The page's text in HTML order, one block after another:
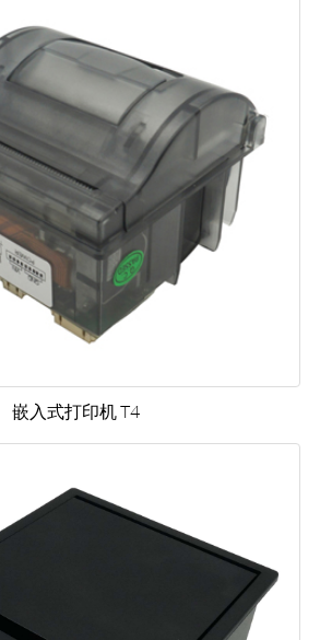
嵌入式打印机 T4